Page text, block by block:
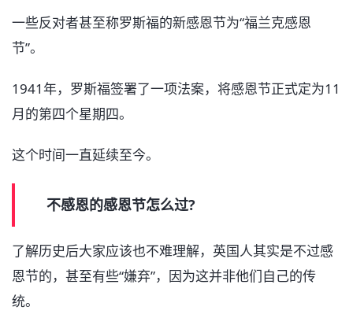
一些反对者甚至称罗斯福的新感恩节为“福兰克感恩
节”。
1941年，罗斯福签署了一项法案，将感恩节正式定为11
月的第四个星期四。
这个时间一直延续至今。
不感恩的感恩节怎么过?
了解历史后大家应该也不难理解，英国人其实是不过感
恩节的，甚至有些“嫌弃”，因为这并非他们自己的传
统。